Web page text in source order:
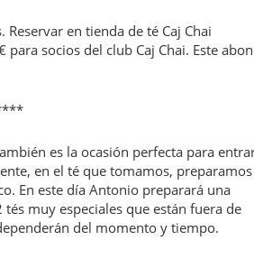
en tienda de té Caj Chai
socios del club Caj Chai. Este
es la ocasión perfecta para
en el té que tomamos, preparamos
En este día Antonio preparará una
muy especiales que están fuera de
del momento y tiempo.